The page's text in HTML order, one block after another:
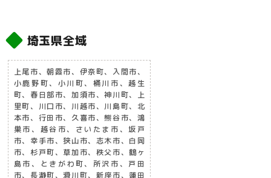
埼玉県全域
上尾市、朝霞市、伊奈町、入間市、
小鹿野町、小川町、桶川市、越生
町、春日部市、加須市、神川町、上
里町、川口市、川越市、川島町、北
本市、行田市、久喜市、熊谷市、鴻
巣市、越谷市、さいたま市、坂戸
市、幸手市、狭山市、志木市、白岡
市、杉戸町、草加市、秩父市、鶴ヶ
島市、ときがわ町、所沢市、戸田
市、長瀞町、滑川町、新座市、蓮田